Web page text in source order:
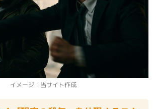
イメージ：当サイト作成